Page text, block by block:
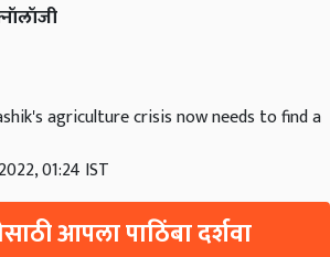
agriculture crisis now needs to find a
01:24 IST
आपला पाठिंबा दर्शवा